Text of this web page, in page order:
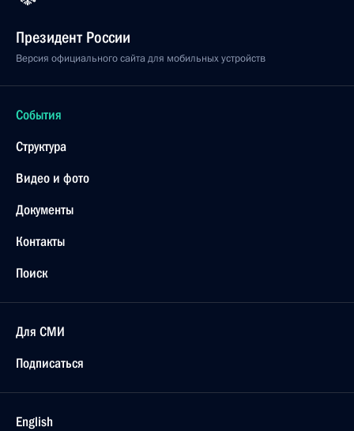
Президент России
Версия официального сайта для мобильных устройств
События
Структура
Видео и фото
Документы
Контакты
Поиск
Для СМИ
Подписаться
English